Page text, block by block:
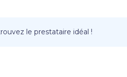
le prestataire idéal !